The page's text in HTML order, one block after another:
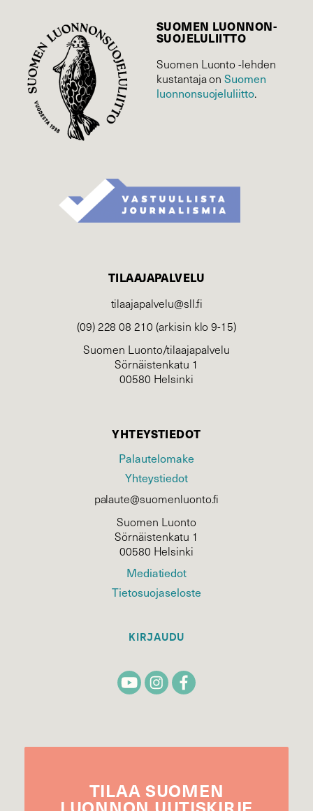
SUOMEN LUONNON­
SUOJELU­LIITTO
Suomen Luonto -lehden
kustantaja onSuomen
luonnonsuojelu­liitto.
TILAAJAPALVELU
tilaajapalvelu@sll.fi
(09) 228 08 210 (arkisin klo 9-15)
Suomen Luonto/tilaajapalvelu
Sörnäistenkatu 1
00580 Helsinki
YHTEYSTIEDOT
Palautelomake
Yhteystiedot
palaute@suomenluonto.fi
Suomen Luonto
Sörnäistenkatu 1
00580 Helsinki
Mediatiedot
Tietosuojaseloste
KIRJAUDU
TILAA SUOMEN